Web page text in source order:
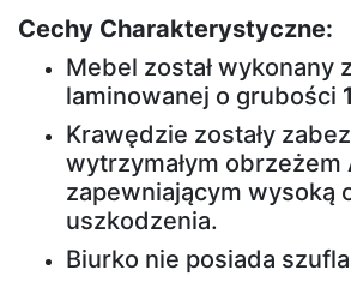
Łóżka
Szafy
Szafy
Cechy Charakterystyczne:
Mebel został wykonany
laminowanej o grubości
Krawędzie zostały
wytrzymałym obrzeżem
zapewniającym wysoką
uszkodzenia.
Biurko nie posiada